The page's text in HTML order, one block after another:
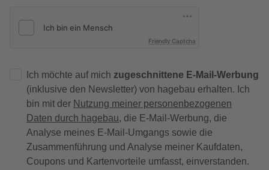
Friendly Captcha
Ich möchte auf mich zugeschnittene E-Mail-Werbung
(inklusive den Newsletter) von hagebau erhalten. Ich
bin mit der Nutzung meiner personenbezogenen
Daten durch hagebau, die E-Mail-Werbung, die
Analyse meines E-Mail-Umgangs sowie die
Zusammenführung und Analyse meiner Kaufdaten,
Coupons und Kartenvorteile umfasst, einverstanden.